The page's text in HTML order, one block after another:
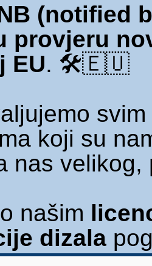
(notified
provjeru
EU. 🛠️🇪🇺
koji su
nas
našim
dizala